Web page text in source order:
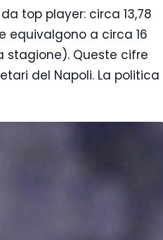
top player: circa 13,78
equivalgono a circa 16
stagione). Queste cifre
del Napoli. La politica